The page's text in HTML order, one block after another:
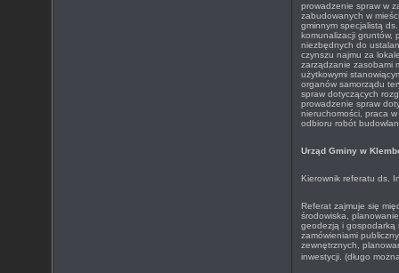
prowadzenie spraw w
zabudowanych w
gminnym specjalistą
komunalizacji gruntów,
niezbędnych do
czynszu najmu za
zarządzanie zasobami
użytkowymi
organów samorządu
spraw dotyczących
prowadzenie spraw
nieruchomości, praca
odbioru robót
Urząd Gminy w
Kierownik referatu ds.
Referat zajmuje się
środowiska,
geodezją i gospodarką
zamówieniami
zewnętrznych,
inwestycji. (długo